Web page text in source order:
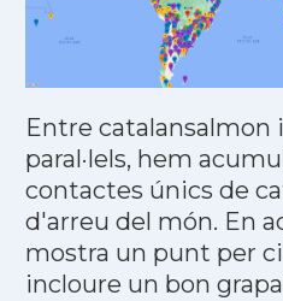
Entre catalansalmon
paral·lels, hem
contactes únics de
d'arreu del món. En
mostra un punt per
incloure un bon